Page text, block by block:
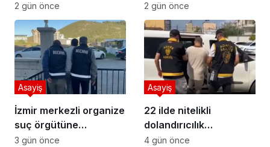
2 gün önce 2 gün önce
İzmir merkezli organize
suç örgütüne
operasyon
Asayiş
3 gün önce
22 ilde nitelikli
dolandırıcılık
operasyonu
Asayiş
4 gün önce